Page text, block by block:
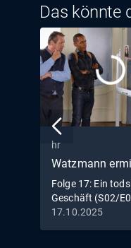
Das könnte
hr
Watzmann
Folge 17: Ein
Geschäft (S02/
17.10.2025